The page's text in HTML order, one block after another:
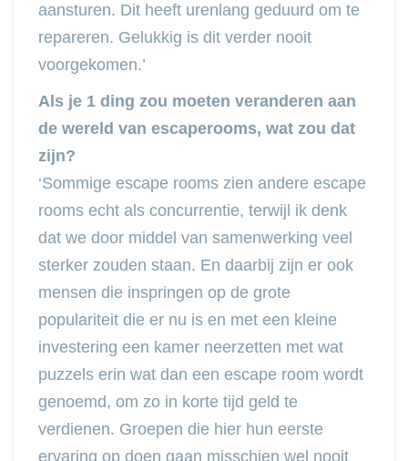
aansturen. Dit heeft urenlang geduurd om te
repareren. Gelukkig is dit verder nooit
voorgekomen.’
Als je 1 ding zou moeten veranderen aan
de wereld van escaperooms, wat zou dat
zijn?
‘Sommige escape rooms zien andere escape
rooms echt als concurrentie, terwijl ik denk
dat we door middel van samenwerking veel
sterker zouden staan. En daarbij zijn er ook
mensen die inspringen op de grote
populariteit die er nu is en met een kleine
investering een kamer neerzetten met wat
puzzels erin wat dan een escape room wordt
genoemd, om zo in korte tijd geld te
verdienen. Groepen die hier hun eerste
ervaring op doen gaan misschien wel nooit